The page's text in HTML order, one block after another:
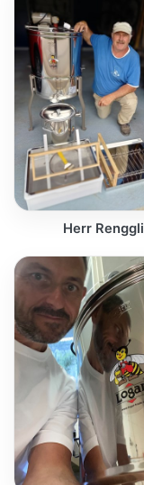
Herr Renggli